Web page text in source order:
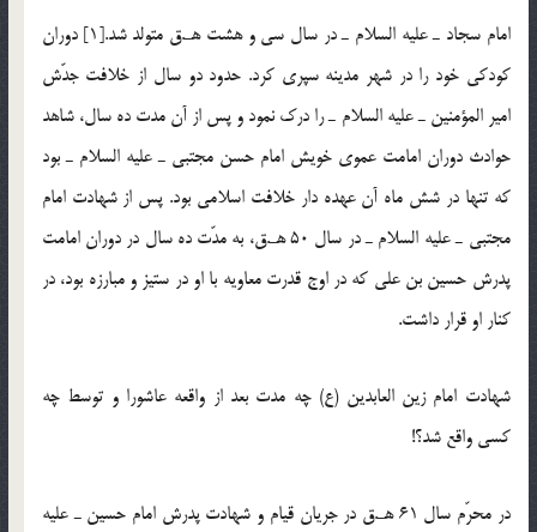
امام سجاد ـ علیه السلام ـ در سال سی و هشت هـ.ق متولد شد.[1] دوران
کودکی خود را در شهر مدینه سپری کرد. حدود دو سال از خلافت جدّش
امیر المؤمنین ـ علیه السلام ـ را درک نمود و پس از آن مدت ده سال، شاهد
حوادث دوران امامت عموی خویش امام حسن مجتبی ـ علیه السلام ـ بود
که تنها در شش ماه آن عهده دار خلافت اسلامی بود. پس از شهادت امام
مجتبی ـ علیه السلام ـ در سال 50 هـ.ق، به مدّت ده سال در دوران امامت
پدرش حسین بن علی که در اوج قدرت معاویه با او در ستیز و مبارزه بود، در
کنار او قرار داشت.
شهادت امام زین العابدین (ع) چه مدت بعد از واقعه عاشورا و توسط چه
کسی واقع شد؟!
در محرّم سال 61 هـ.ق در جریان قیام و شهادت پدرش امام حسین ـ علیه